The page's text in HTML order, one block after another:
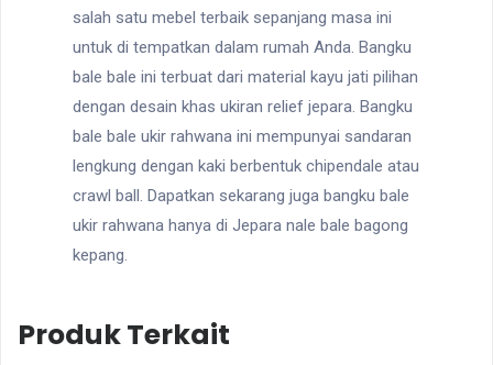
salah satu mebel terbaik sepanjang masa ini
untuk di tempatkan dalam rumah Anda. Bangku
bale bale ini terbuat dari material kayu jati pilihan
dengan desain khas ukiran relief jepara. Bangku
bale bale ukir rahwana ini mempunyai sandaran
lengkung dengan kaki berbentuk chipendale atau
crawl ball. Dapatkan sekarang juga bangku bale
ukir rahwana hanya di Jepara nale bale bagong
kepang.
Produk Terkait